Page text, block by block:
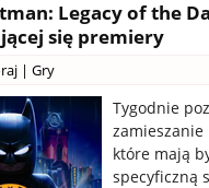
Legacy of the
się premiery
| Gry
Tygodnie
zamieszanie
które mają
specyficzną